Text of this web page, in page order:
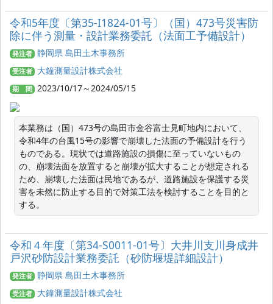
令和5年度〔第35-I1824-01号〕（国）473号災害防
除に伴う測量・設計業務委託（法面工予備設計）
発注者 静岡県 島田土木事務所
受注者 大鐘測量設計株式会社
期 間 2023/10/17～2024/05/15
本業務は（国）473号の島田市金谷富士見町地内において、
令和4年の台風15号の影響で崩壊した法面の予備設計を行う
ものである。現状では道路施設の損傷に至っていないもの
の、崩壊法面を放置すると崩壊が拡大することが想定される
ため、崩壊した法面は民地であるが、道路施設を保護する災
害を未然に防止する目的で対策工法を検討することを目的と
する。
令和４年度〔第34-S0011-01号〕大井川支川身成井
戸沢砂防設計業務委託（砂防堰堤詳細設計）
発注者 静岡県 島田土木事務所
受注者 大鐘測量設計株式会社